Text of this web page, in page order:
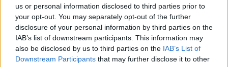
us or personal information disclosed to third parties prior to
your opt-out. You may separately opt-out of the further
disclosure of your personal information by third parties on the
IAB’s list of downstream participants. This information may
also be disclosed by us to third parties on the IAB’s List of
Downstream Participants that may further disclose it to other
Zitat von -regina1955-:
Wo finde ich die Wolkenlinie.Die Items habe ich alle und auch
die ganzen Gewinne
Verstehe ich dich richtig, dass sie dir im Shop nicht